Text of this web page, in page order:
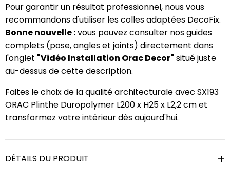
Pour garantir un résultat professionnel, nous vous
recommandons d'utiliser les colles adaptées DecoFix.
Bonne nouvelle :vous pouvez consulter nos guides
complets (pose, angles et joints) directement dans
l'onglet "Vidéo Installation Orac Decor" situé juste
au-dessus de cette description.
Faites le choix de la qualité architecturale avec SX193
ORAC Plinthe Duropolymer L200 x H25 x L2,2 cm et
transformez votre intérieur dès aujourd'hui.
DÉTAILS DU PRODUIT